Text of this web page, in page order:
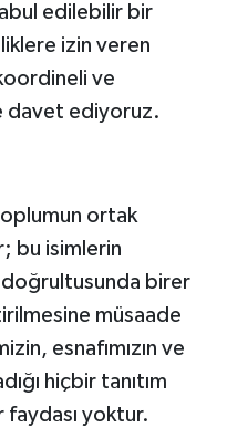
edilebilir bir
izin veren
ve
davet ediyoruz.
ortak
bu isimlerin
doğrultusunda birer
müsaade
esnafımızın ve
hiçbir tanıtım
yoktur.